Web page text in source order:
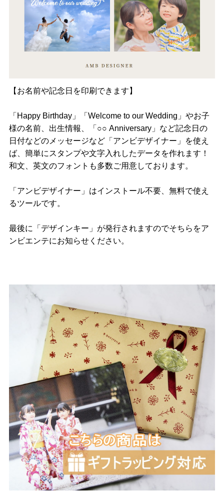
【お名前や記念日を印刷できます】
「Happy Birthday」「Welcome to our Wedding」やお子
様の名前、出生情報、「○○ Anniversary」など記念日の
日付などのメッセージなど「アンビデザイナー」を使え
ば、簡単にスタンプや文字入れしたデータを作れます！
和文、英文のフォントも多数ご用意しております。
「アンビデザイナー」はインストール不要、無料で使え
るツールです。
最後に「デザインキー」が発行されますのでそちらをア
ンビエンテにお知らせください。